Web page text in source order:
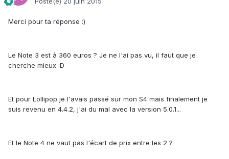
Merci pour ta réponse :)
Le Note 3 est à 360 euros ? Je ne l'ai pas vu, il faut que je
cherche mieux :D
Et pour Lollipop je l'avais passé sur mon S4 mais finalement je
suis revenu en 4.4.2, j'ai du mal avec la version 5.0.1...
Et le Note 4 ne vaut pas l'écart de prix entre les 2 ?